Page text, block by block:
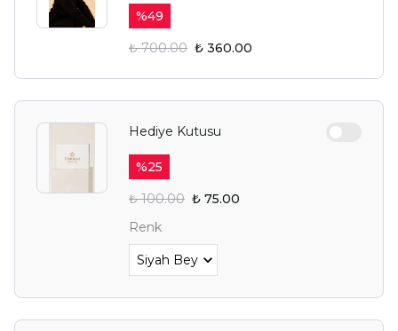
%49
₺ 700.00 ₺ 360.00
Hediye Kutusu
%25
₺ 100.00 ₺ 75.00
Renk